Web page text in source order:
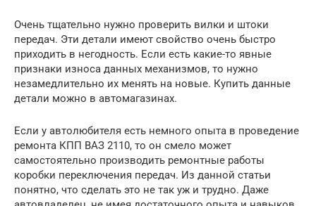
Очень тщательно нужно проверить вилки и штоки
передач. Эти детали имеют свойство очень быстро
приходить в негодность. Если есть какие-то явные
признаки износа данных механизмов, то нужно
незамедлительно их менять на новые. Купить данные
детали можно в автомагазинах.
Если у автолюбителя есть немного опыта в проведение
ремонта КПП ВАЗ 2110, то он смело может
самостоятельно производить ремонтные работы
коробки переключения передач. Из данной статьи
понятно, что сделать это не так уж и трудно. Даже